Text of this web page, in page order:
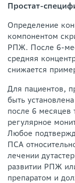
Простат-
Определение
компонентом
РПЖ. После 6-
средняя
снижается
Для пациентов,
быть
после 6 месяцев
регулярное
Любое
ПСА
лечении
развитии РПЖ
препаратом и